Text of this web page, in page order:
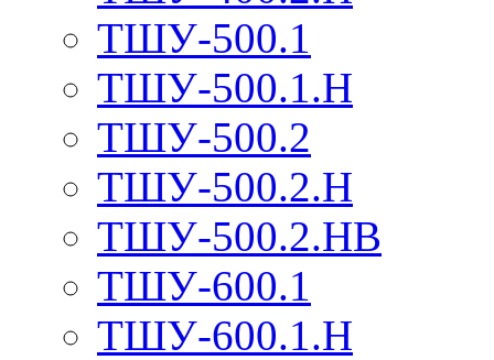
ТШУ-500.1
ТШУ-500.1.Н
ТШУ-500.2
ТШУ-500.2.Н
ТШУ-500.2.НВ
ТШУ-600.1
ТШУ-600.1.Н